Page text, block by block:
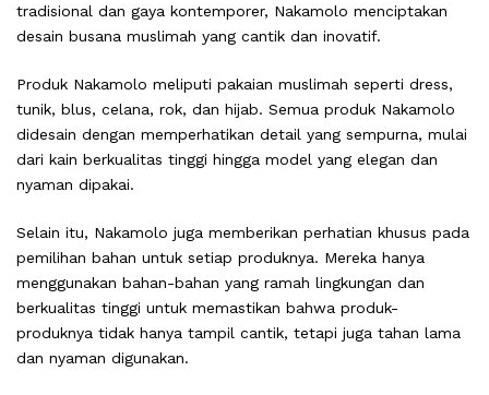
tradisional dan gaya kontemporer, Nakamolo menciptakan
desain busana muslimah yang cantik dan inovatif.
Produk Nakamolo meliputi pakaian muslimah seperti dress,
tunik, blus, celana, rok, dan hijab. Semua produk Nakamolo
didesain dengan memperhatikan detail yang sempurna, mulai
dari kain berkualitas tinggi hingga model yang elegan dan
nyaman dipakai.
Selain itu, Nakamolo juga memberikan perhatian khusus pada
pemilihan bahan untuk setiap produknya. Mereka hanya
menggunakan bahan-bahan yang ramah lingkungan dan
berkualitas tinggi untuk memastikan bahwa produk-
produknya tidak hanya tampil cantik, tetapi juga tahan lama
dan nyaman digunakan.